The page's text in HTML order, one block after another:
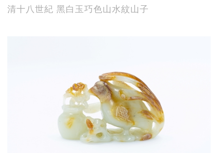
清十八世紀 黑白玉巧色山水紋山子